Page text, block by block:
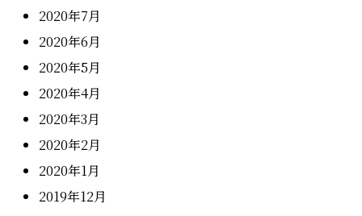
2020年7月
2020年6月
2020年5月
2020年4月
2020年3月
2020年2月
2020年1月
2019年12月